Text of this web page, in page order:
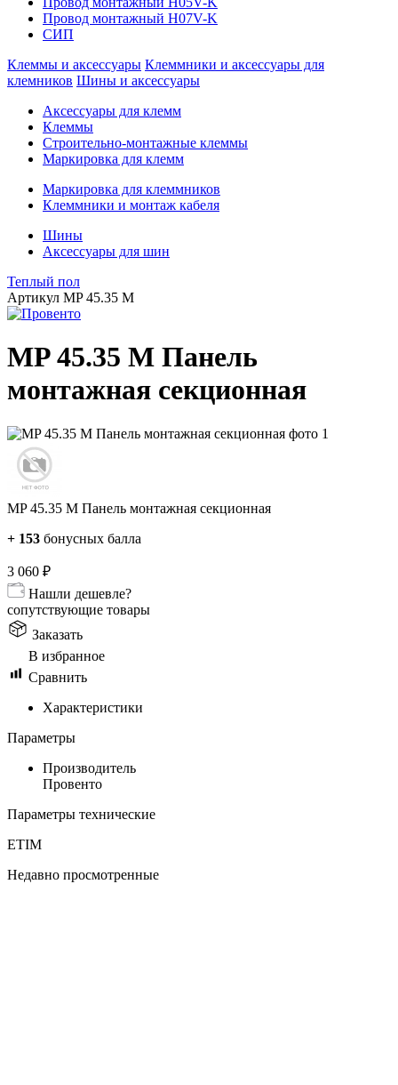
Провод монтажный H07V-K
СИП
Клеммы и аксессуары Клеммники и аксессуары для
клемников Шины и аксессуары
Аксессуары для клемм
Клеммы
Строительно-монтажные клеммы
Маркировка для клемм
Маркировка для клеммников
Клеммники и монтаж кабеля
Шины
Аксессуары для шин
Теплый пол
Артикул MP 45.35 M
MP 45.35 M Панель
монтажная секционная
MP 45.35 M Панель монтажная секционная
+ 153 бонусных балла
3 060 ₽
Нашли дешевле?
сопутствующие товары
Заказать
В избранное
Сравнить
Характеристики
Параметры
Производитель
Провенто
Параметры технические
ETIM
Недавно просмотренные